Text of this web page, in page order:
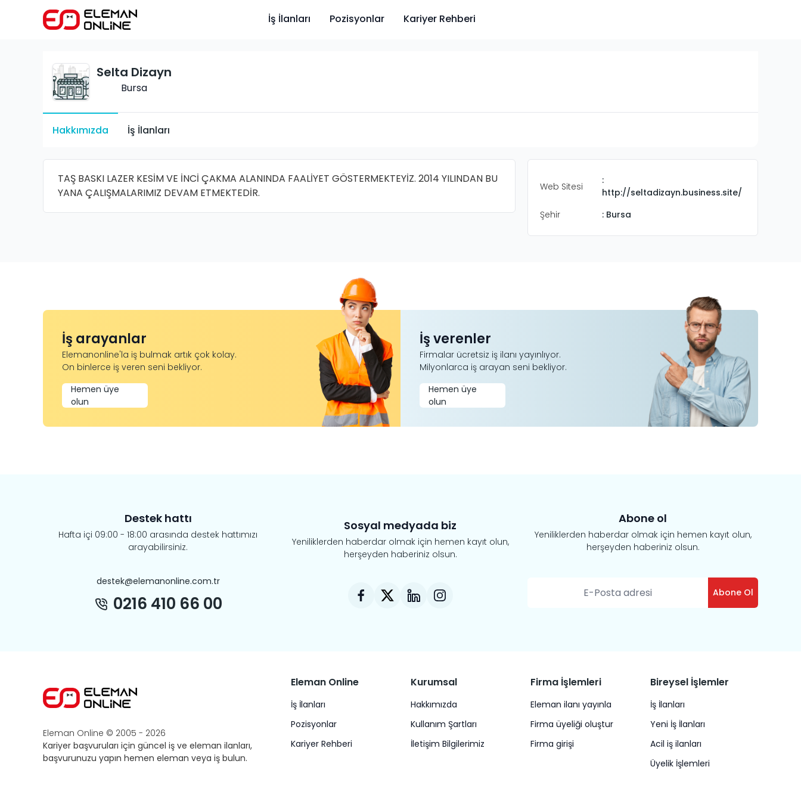
İş İlanları Pozisyonlar Kariyer Rehberi
Selta Dizayn
Bursa
Hakkımızda İş İlanları
TAŞ BASKI LAZER KESİM VE İNCİ ÇAKMA ALANINDA FAALİYET GÖSTERMEKTEYİZ. 2014 YILINDAN BU
YANA ÇALIŞMALARIMIZ DEVAM ETMEKTEDİR.
Web Sitesi
:
http://seltadizayn.business.site/
Şehir
: Bursa
İş arayanlar
Elemanonline'la iş bulmak artık çok kolay.
On binlerce iş veren seni bekliyor.
Hemen üye
olun
İş verenler
Firmalar ücretsiz iş ilanı yayınlıyor.
Milyonlarca iş arayan seni bekliyor.
Hemen üye
olun
Destek hattı
Hafta içi 09:00 - 18:00 arasında destek hattımızı
arayabilirsiniz.
destek@elemanonline.com.tr
0216 410 66 00
Sosyal medyada biz
Yeniliklerden haberdar olmak için hemen kayıt olun,
herşeyden haberiniz olsun.
Abone ol
Yeniliklerden haberdar olmak için hemen kayıt olun,
herşeyden haberiniz olsun.
Abone Ol
Eleman Online © 2005 - 2026
Kariyer başvuruları için güncel iş ve eleman ilanları,
başvurunuzu yapın hemen eleman veya iş bulun.
Eleman Online
İş İlanları
Pozisyonlar
Kariyer Rehberi
Kurumsal
Hakkımızda
Kullanım Şartları
İletişim Bilgilerimiz
Firma İşlemleri
Eleman ilanı yayınla
Firma üyeliği oluştur
Firma girişi
Bireysel İşlemler
İş İlanları
Yeni İş İlanları
Acil iş ilanları
Üyelik İşlemleri